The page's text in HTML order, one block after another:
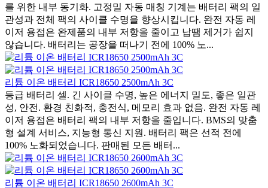
를 위한 내부 동기화. 고정밀 자동 매칭 기계는 배터리 팩의 일
관성과 전체 팩의 사이클 수명을 향상시킵니다. 완전 자동 레
이저 용접은 완제품의 내부 저항을 줄이고 납땜 제거가 쉽지
않습니다. 배터리는 공장을 떠나기 전에 100% 노...
리튬 이온 배터리 ICR18650 2500mAh 3C
등급 배터리 셀. 긴 사이클 수명, 높은 에너지 밀도, 좋은 일관
성, 안전. 환경 친화적, 충전식, 메모리 효과 없음. 완전 자동 레
이저 용접은 배터리 팩의 내부 저항을 줄입니다. BMS의 맞춤
형 설계 서비스, 지능형 통신 지원. 배터리 팩은 선적 전에
100% 노화되었습니다. 판매된 모든 배터...
리튬 이온 배터리 ICR18650 2600mAh 3C